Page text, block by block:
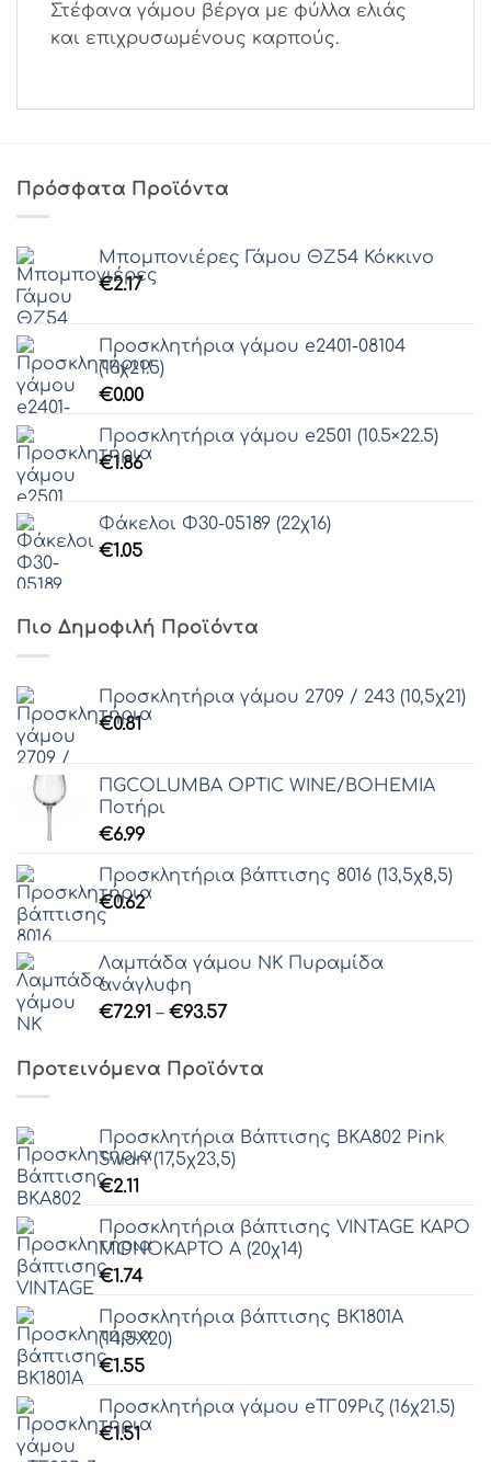
Στέφανα γάμου βέργα με φύλλα ελιάς
και επιχρυσωμένους καρπούς.
Πρόσφατα Προϊόντα
Μπομπονιέρες Γάμου ΘZ54 Κόκκινο
€2.17
Προσκλητήρια γάμου e2401-08104
(16χ21.5)
€0.00
Προσκλητήρια γάμου e2501 (10.5×22.5)
€1.86
Φάκελοι Φ30-05189 (22χ16)
€1.05
Πιο Δημοφιλή Προϊόντα
Προσκλητήρια γάμου 2709 / 243 (10,5χ21)
€0.81
ΠGCOLUMBA OPTIC WINE/BOHEMIA
Ποτήρι
€6.99
Προσκλητήρια βάπτισης 8016 (13,5χ8,5)
€0.62
Λαμπάδα γάμου ΝΚ Πυραμίδα
ανάγλυφη
€72.91 – €93.57Price
through
Προτεινόμενα Προϊόντα
Προσκλητήρια Βάπτισης ΒΚΑ802 Pink
Swan (17,5χ23,5)
€2.11
Προσκλητήρια βάπτισης VINTAGE ΚΑΡΟ
ΜΟΝΟΚΑΡΤΟ Α (20χ14)
€1.74
Προσκλητήρια βάπτισης ΒΚ1801Α
(14,5Χ20)
€1.55
Προσκλητήρια γάμου eΤΓ09Ριζ (16χ21.5)
€1.51